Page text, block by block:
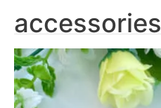
accessories